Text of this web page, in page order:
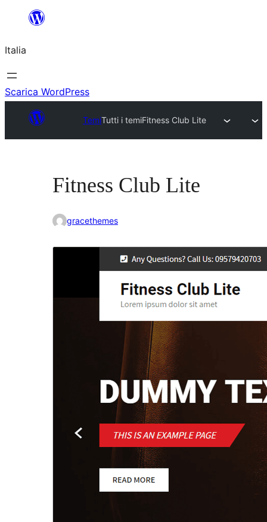
contenuto
Italia
Scarica WordPress
TemiTutti i temiFitness Club Lite
Fitness Club Lite
gracethemes